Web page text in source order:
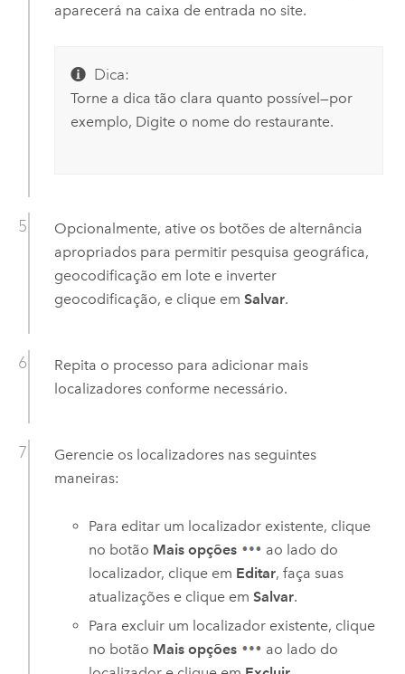
aparecerá na caixa de entrada no site.
Dica:
Torne a dica tão clara quanto possível—por
exemplo, Digite o nome do restaurante.
Opcionalmente, ative os botões de alternância
apropriados para permitir pesquisa geográfica,
geocodificação em lote e inverter
geocodificação, e clique em Salvar.
Repita o processo para adicionar mais
localizadores conforme necessário.
Gerencie os localizadores nas seguintes
maneiras:
Para editar um localizador existente, clique
no botão Mais opções
ao lado do
localizador, clique em Editar, faça suas
atualizações e clique emSalvar.
Para excluir um localizador existente, clique
no botão Mais opções
ao lado do